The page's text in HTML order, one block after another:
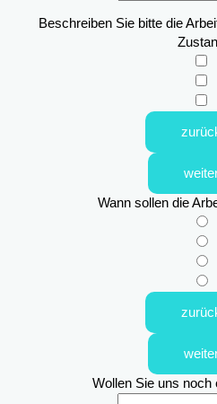
Beschreiben Sie bitte die
Wann sollen die
Wollen Sie uns noch